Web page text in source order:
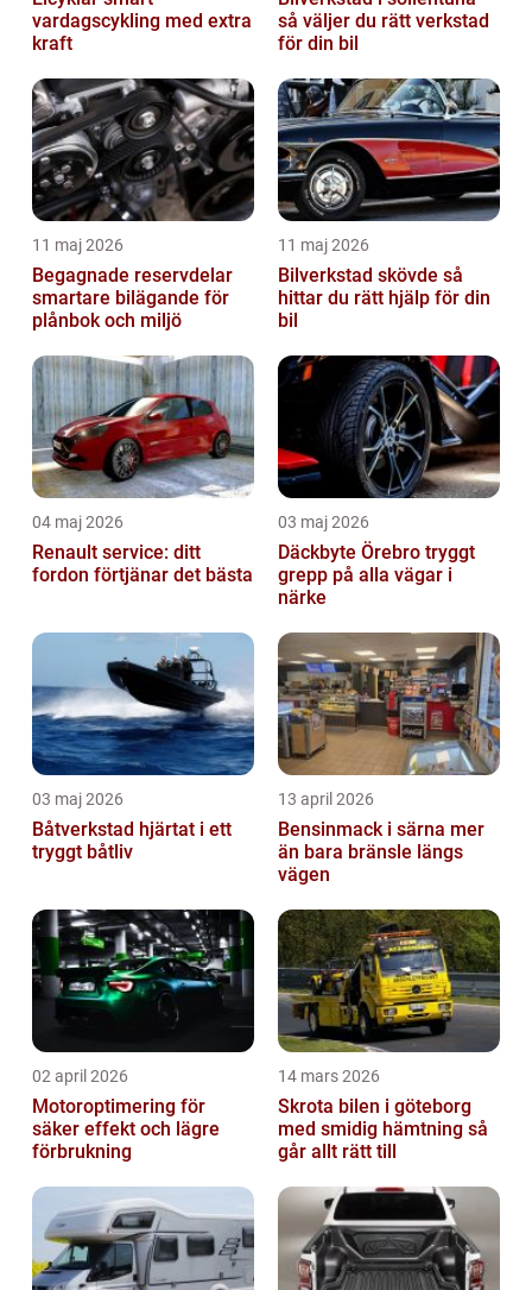
vardagscykling med extra
kraft
så väljer du rätt verkstad
för din bil
11 maj 2026
Begagnade reservdelar
smartare bilägande för
plånbok och miljö
11 maj 2026
Bilverkstad skövde så
hittar du rätt hjälp för din
bil
04 maj 2026
Renault service: ditt
fordon förtjänar det bästa
03 maj 2026
Däckbyte Örebro tryggt
grepp på alla vägar i
närke
03 maj 2026
Båtverkstad hjärtat i ett
tryggt båtliv
13 april 2026
Bensinmack i särna mer
än bara bränsle längs
vägen
02 april 2026
Motoroptimering för
säker effekt och lägre
förbrukning
14 mars 2026
Skrota bilen i göteborg
med smidig hämtning så
går allt rätt till